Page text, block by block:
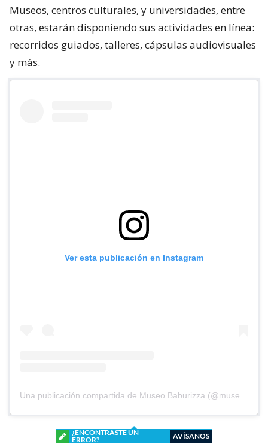
Museos, centros culturales, y universidades, entre
otras, estarán disponiendo sus actividades en línea:
recorridos guiados, talleres, cápsulas audiovisuales
y más.
Ver esta publicación en Instagram
¿ENCONTRASTE UN
ERROR?
AVÍSANOS